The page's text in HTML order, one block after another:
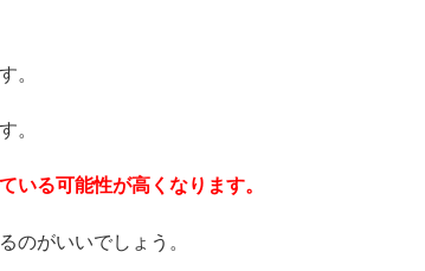
。
。
いる可能性が高くなります。
のがいいでしょう。